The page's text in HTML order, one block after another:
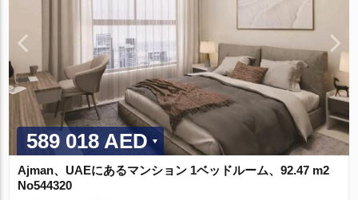
589 018 AED
Ajman、UAEにあるマンション 1ベッドルーム、92.47 m2
No544320